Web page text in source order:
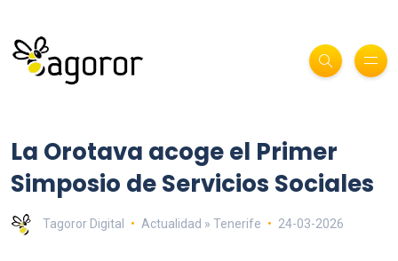
La Orotava acoge el Primer
Simposio de Servicios Sociales
Tagoror Digital Actualidad » Tenerife 24-03-2026